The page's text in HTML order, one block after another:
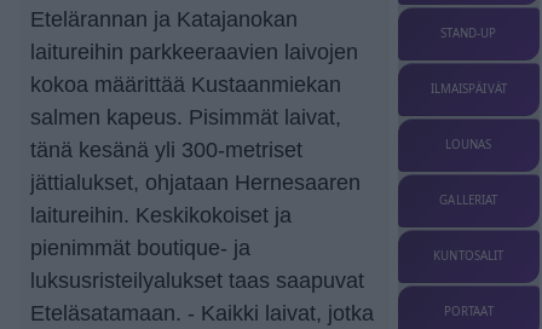
Etelärannan ja Katajanokan
laitureihin parkkeeraavien laivojen
kokoa määrittää Kustaanmiekan
salmen kapeus. Pisimmät laivat,
tänä kesänä yli 300-metriset
jättialukset, ohjataan Hernesaaren
laitureihin. Keskikokoiset ja
pienimmät boutique- ja
luksusristeilyalukset taas saapuvat
Eteläsatamaan. - Kaikki laivat, jotka
STAND-UP
ILMAISPÄIVÄT
LOUNAS
GALLERIAT
KUNTOSALIT
PORTAAT